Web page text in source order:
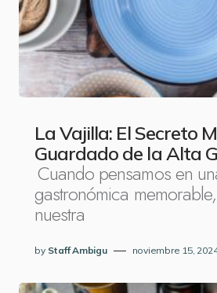
La Vajilla: El Secreto
Guardado de la Alta
Cuando pensamos en
gastronómica
nuestra
by Staff Ambigu noviembre 15,